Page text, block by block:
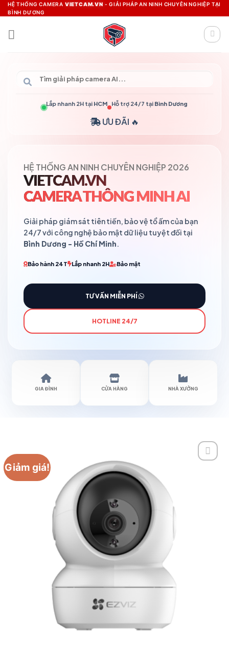
Skip
to
content
HỆ THỐNG CAMERA VIETCAM.VN - GIẢI PHÁP AN NINH CHUYÊN NGHIỆP TẠI
BÌNH DƯƠNG
Lắp nhanh 2H tại HCM Hỗ trợ 24/7 tại Bình Dương
ƯU ĐÃI 🔥
HỆ THỐNG AN NINH CHUYÊN NGHIỆP 2026
VIETCAM.VN
CAMERA THÔNG MINH AI
Giải pháp giám sát tiên tiến, bảo vệ tổ ấm của bạn
24/7 với công nghệ bảo mật dữ liệu tuyệt đối tại
Bình Dương - Hồ Chí Minh.
Bảo hành 24T Lắp nhanh 2H Bảo mật
TƯ VẤN MIỄN PHÍ
HOTLINE 24/7
GIA ĐÌNH CỬA HÀNG NHÀ XƯỞNG
Giảm giá!